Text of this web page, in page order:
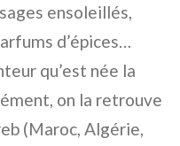
ensoleillés,
d’épices…
qu’est née la
on la retrouve
(Maroc, Algérie,